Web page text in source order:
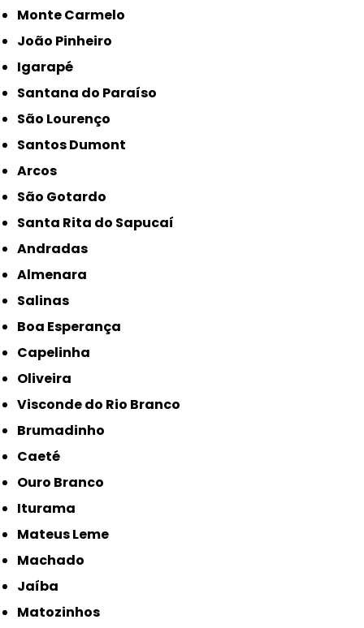
Monte Carmelo
João Pinheiro
Igarapé
Santana do Paraíso
São Lourenço
Santos Dumont
Arcos
São Gotardo
Santa Rita do Sapucaí
Andradas
Almenara
Salinas
Boa Esperança
Capelinha
Oliveira
Visconde do Rio Branco
Brumadinho
Caeté
Ouro Branco
Iturama
Mateus Leme
Machado
Jaíba
Matozinhos